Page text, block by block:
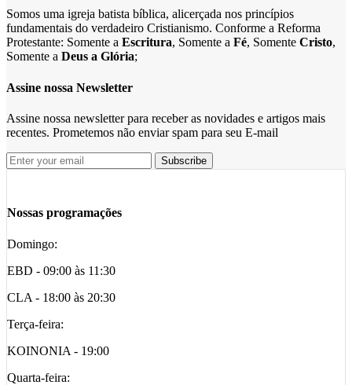
Somos uma igreja batista bíblica, alicerçada nos princípios
fundamentais do verdadeiro Cristianismo. Conforme a Reforma
Protestante: Somente a Escritura, Somente a Fé, Somente Cristo,
Somente a Deus a Glória;
Assine nossa Newsletter
Assine nossa newsletter para receber as novidades e artigos mais
recentes. Prometemos não enviar spam para seu E-mail
Nossas programações
Domingo:
EBD - 09:00 às 11:30
CLA - 18:00 às 20:30
Terça-feira:
KOINONIA - 19:00
Quarta-feira: